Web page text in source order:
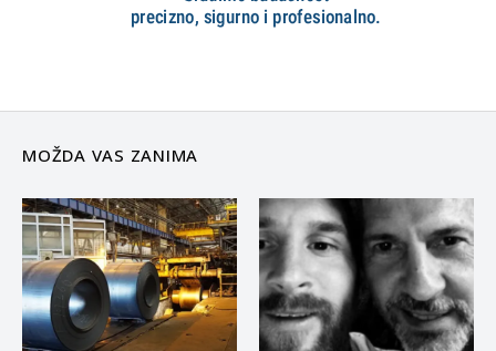
MOŽDA VAS ZANIMA